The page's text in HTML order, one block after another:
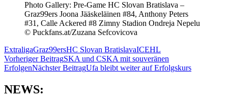
Photo Gallery: Pre-Game HC Slovan Bratislava –
Graz99ers Joona Jääskeläinen #84, Anthony Peters
#31, Calle Ackered #8 Zimny Stadion Ondreja Nepelu
© Puckfans.at/Zuzana Sefcovicova
ExtraligaGraz99ersHC Slovan BratislavaICEHL
Beitragsnavigation
Vorheriger BeitragSKA und CSKA mit souveränen
ErfolgenNächster BeitragUfa bleibt weiter auf Erfolgskurs
NEWS: